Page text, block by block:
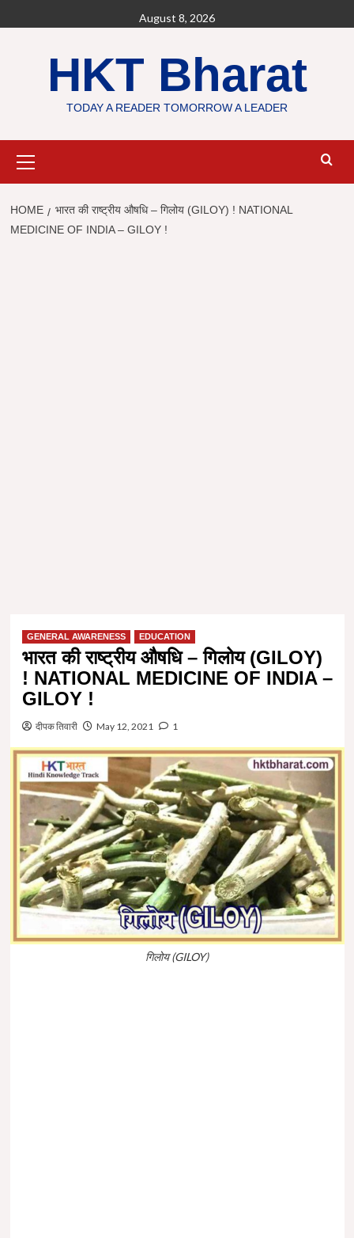
to
August 8, 2026
HKT Bharat
TODAY A READER TOMORROW A LEADER
Menu
HOME
भारत की राष्ट्रीय औषधि – गिलोय (GILOY) ! NATIONAL
MEDICINE OF INDIA – GILOY !
GENERAL AWARENESS EDUCATION
भारत की राष्ट्रीय औषधि – गिलोय (GILOY)
! NATIONAL MEDICINE OF INDIA –
GILOY !
दीपक तिवारी May 12, 2021 1
गिलोय (GILOY)